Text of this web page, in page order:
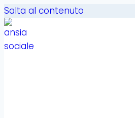
Salta al contenuto